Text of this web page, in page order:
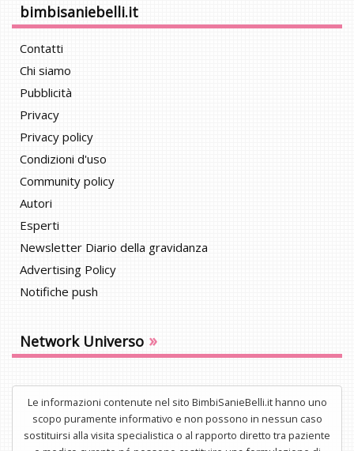
bimbisaniebelli.it
Contatti
Chi siamo
Pubblicità
Privacy
Privacy policy
Condizioni d'uso
Community policy
Autori
Esperti
Newsletter Diario della gravidanza
Advertising Policy
Notifiche push
Network Universo »
Le informazioni contenute nel sito BimbiSanieBelli.it hanno uno
scopo puramente informativo e non possono in nessun caso
sostituirsi alla visita specialistica o al rapporto diretto tra paziente